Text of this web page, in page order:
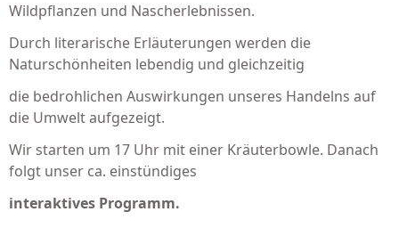
Wildpflanzen und Nascherlebnissen.
Durch literarische Erläuterungen werden die
Naturschönheiten lebendig und gleichzeitig
die bedrohlichen Auswirkungen unseres Handelns auf
die Umwelt aufgezeigt.
Wir starten um 17 Uhr mit einer Kräuterbowle. Danach
folgt unser ca. einstündiges
interaktives Programm.